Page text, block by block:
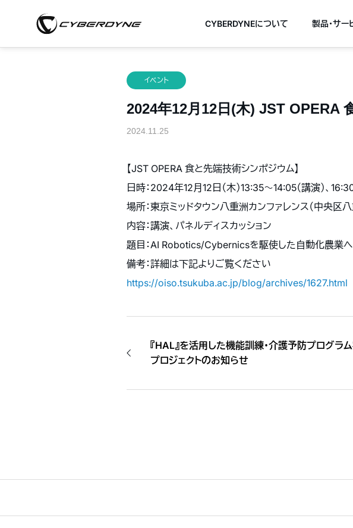
CYBERDYNEについて 製品・サー
イベント
2024年12月12日(木) JST OPERA
2024.11.25
【JST OPERA 食と先端技術シンポジウム】
日時： 2024年12月 12 日（木）13:35〜14:05（講演）、
場所：東京ミッドタウン八重洲カンファレンス（中央区
内容：講演、パネルディスカッション
題目：AI Robotics/Cybernicsを駆使した自動化農業
備考：詳細は下記よりご覧ください
https://oiso.tsukuba.ac.jp/blog/archives/1627.html
『HAL』を活用した機能訓練・介護予防プログラ
プロジェクトのお知らせ